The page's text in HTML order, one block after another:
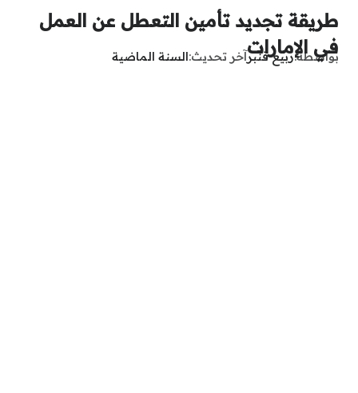
طريقة تجديد تأمين التعطل عن العمل
في الإمارات
بواسطة ربيع قنبرآخر تحديث السنة الماضية